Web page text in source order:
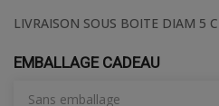
LIVRAISON SOUS BOITE DIAM 5
EMBALLAGE CADEAU